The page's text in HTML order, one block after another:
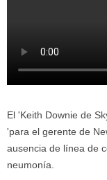
El 'Keith Downie de
'para el gerente de
ausencia de línea de
neumonía.